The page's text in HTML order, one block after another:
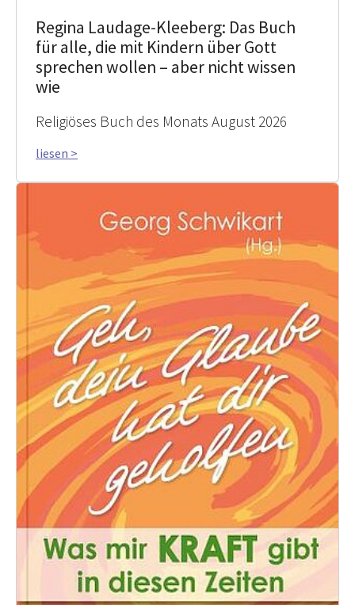
Regina Laudage-Kleeberg: Das Buch
für alle, die mit Kindern über Gott
sprechen wollen – aber nicht wissen
wie
Religiöses Buch des Monats August 2026
liesen >